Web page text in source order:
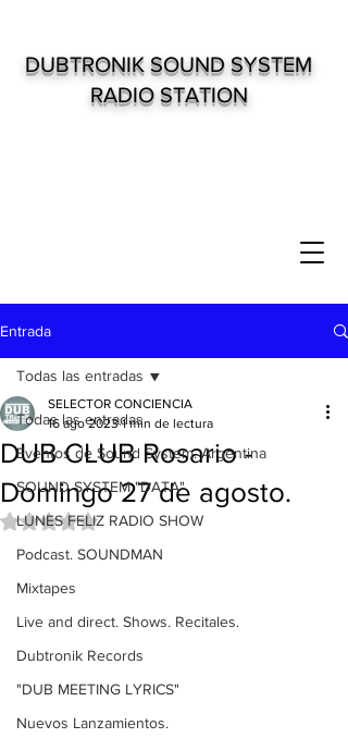
DUBTRONIK SOUND SYSTEM
RADIO STATION
Entrada
Todas las entradas
Eventos de Sound System. Argentina
SOUND SYSTEM "DATA"
LUNES FELIZ RADIO SHOW
Podcast. SOUNDMAN
Mixtapes
Live and direct. Shows. Recitales.
Dubtronik Records
"DUB MEETING LYRICS"
Nuevos Lanzamientos.
Todas las entradas
DUB CLUB Rosario -
Domingo 27 de agosto.
SELECTOR CONCIENCIA
16 ago 2023 1 min de lectura
Obtuvo NaN de 5 estrellas.